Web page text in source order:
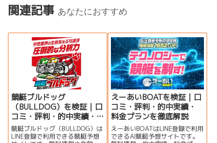
関連記事 あなたにおすすめ
競艇ブルドッグ
（BULLDOG）を検証｜口
コミ・評判・的中実績・
料金プランを徹底解説
競艇ブルドッグ（BULLDOG）は
LINE登録で利用できる競艇予想
えーあいBOATを検証｜口
コミ・評判・的中実績・
料金プランを徹底解説
えーあいBOATはLINE登録で利用
できるAI競艇予想サイトです。